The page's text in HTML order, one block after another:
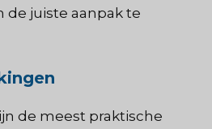
de juiste aanpak te
de meest praktische